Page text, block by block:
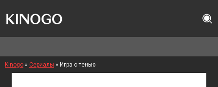
Kinogo » Сериалы » Игра с тенью